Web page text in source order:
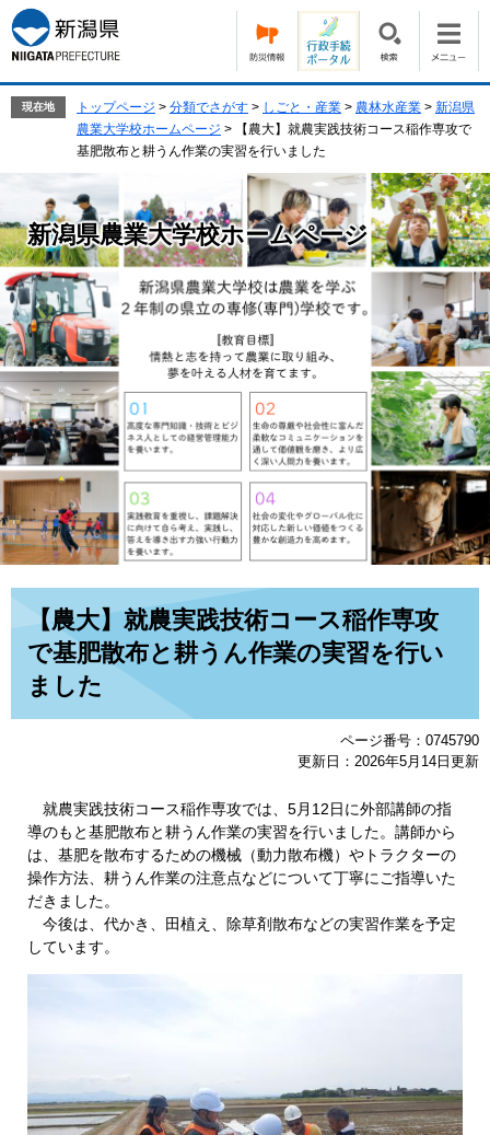
ー
ジ
の
ニ
ュ
ー
本
文
へ
現在地 トップページ > 分類でさがす > しごと・産業 > 農林水産業 > 新潟県
農業大学校ホームページ >
【農大】就農実践技術コース稲作専攻で
基肥散布と耕うん作業の実習を行いました
新潟県農業大学校ホームページ
【農大】就農実践技術コース稲作専攻
で基肥散布と耕うん作業の実習を行い
ました
ページ番号：0745790
更新日：2026年5月14日更新
就農実践技術コース稲作専攻では、5月12日に外部講師の指
導のもと基肥散布と耕うん作業の実習を行いました。講師から
は、基肥を散布するための機械（動力散布機）やトラクターの
操作方法、耕うん作業の注意点などについて丁寧にご指導いた
だきました。
今後は、代かき、田植え、除草剤散布などの実習作業を予定
しています。